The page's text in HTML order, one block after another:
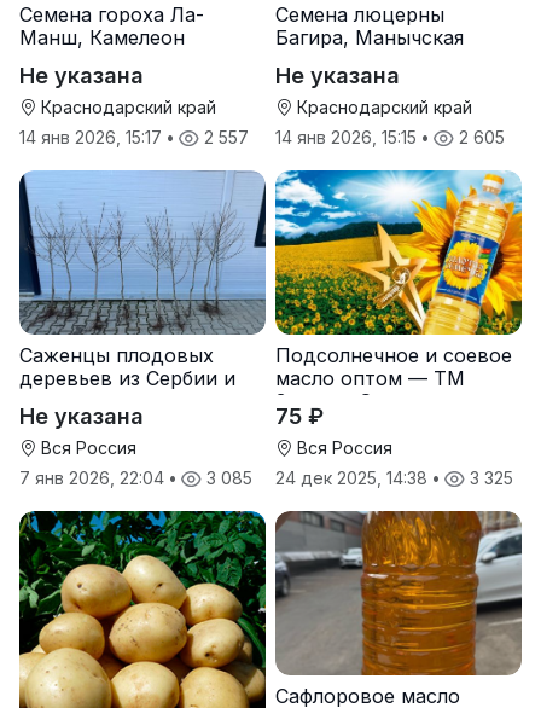
Семена гороха Ла-
Манш, Камелеон
Не указана
Краснодарский край
14 янв 2026, 15:17 • 2 557
Семена люцерны
Багира, Манычская
Не указана
Краснодарский край
14 янв 2026, 15:15 • 2 605
Саженцы плодовых
деревьев из Сербии и
Не указана
Вся Россия
7 янв 2026, 22:04 • 3 085
Подсолнечное и соевое
масло оптом — ТМ
Золотая Семечка
75 ₽
Вся Россия
24 дек 2025, 14:38 • 3 325
Сафлоровое масло